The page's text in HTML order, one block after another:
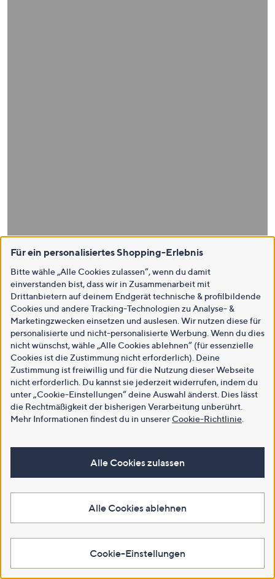
Für ein personalisiertes Shopping-Erlebnis
Bitte wähle „Alle Cookies zulassen“, wenn du damit
einverstanden bist, dass wir in Zusammenarbeit mit
Drittanbietern auf deinem Endgerät technische & profilbildende
Cookies und andere Tracking-Technologien zu Analyse- &
Marketingzwecken einsetzen und auslesen. Wir nutzen diese für
personalisierte und nicht-personalisierte Werbung. Wenn du dies
nicht wünschst, wähle „Alle Cookies ablehnen“ (für essenzielle
Cookies ist die Zustimmung nicht erforderlich). Deine
Zustimmung ist freiwillig und für die Nutzung dieser Webseite
nicht erforderlich. Du kannst sie jederzeit widerrufen, indem du
unter „Cookie-Einstellungen“ deine Auswahl änderst. Dies lässt
die Rechtmäßigkeit der bisherigen Verarbeitung unberührt.
Mehr Informationen findest du in unsererCookie-Richtlinie
Alle Cookies zulassen
Alle Cookies ablehnen
Cookie-Einstellungen